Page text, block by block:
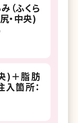
（ふくら
・中央)
)＋脂肪
入箇所：